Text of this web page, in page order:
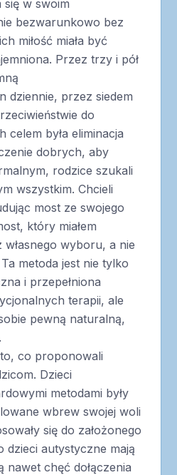
się w swoim
bezwarunkowo bez
miłość miała być
Przez trzy i pół
dziennie, przez siedem
do
celem była eliminacja
dobrych, aby
rodzice szukali
wszystkim. Chcieli
most ze swojego
który miałem
wyboru, a nie
metoda jest nie tylko
i przepełniona
terapii, ale
pewną naturalną,
co proponowali
Dzieci
metodami były
wbrew swojej woli
się do założonego
dzieci autystyczne mają
nawet chęć dołączenia